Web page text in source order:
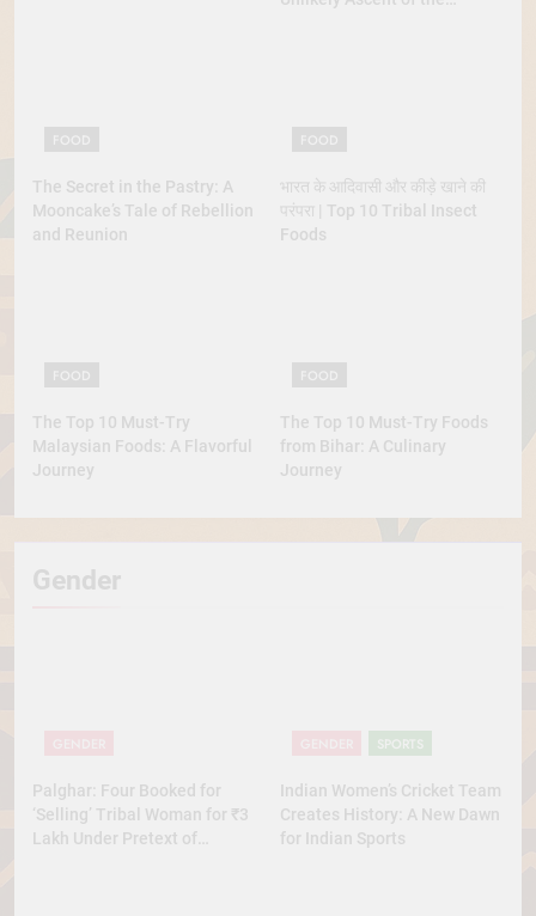
The Secret in the Pastry: A
Mooncake’s Tale of Rebellion
and Reunion
भारत के आदिवासी और कीड़े खाने की
परंपरा | Top 10 Tribal Insect
Foods
The Top 10 Must-Try
Malaysian Foods: A Flavorful
Journey
The Top 10 Must-Try Foods
from Bihar: A Culinary
Journey
Gender
Palghar: Four Booked for
‘Selling’ Tribal Woman for ₹3
Lakh Under Pretext of
SPORTS
Indian Women’s Cricket Team
Creates History: A New Dawn
for Indian Sports